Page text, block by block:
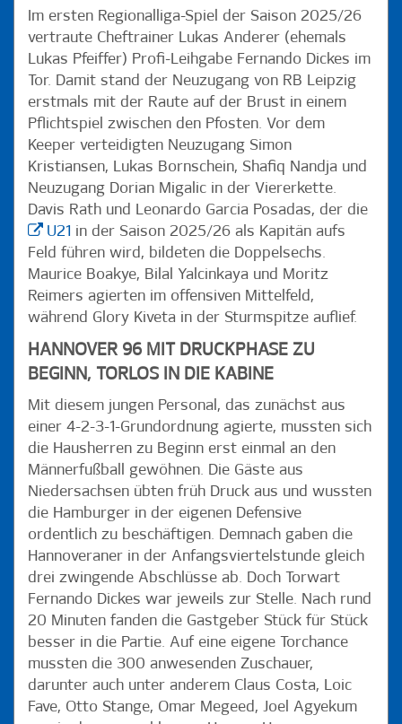
Im ersten Regionalliga-Spiel der Saison 2025/26
vertraute Cheftrainer Lukas Anderer (ehemals
Lukas Pfeiffer) Profi-Leihgabe Fernando Dickes im
Tor. Damit stand der Neuzugang von RB Leipzig
erstmals mit der Raute auf der Brust in einem
Pflichtspiel zwischen den Pfosten. Vor dem
Keeper verteidigten Neuzugang Simon
Kristiansen, Lukas Bornschein, Shafiq Nandja und
Neuzugang Dorian Migalic in der Viererkette.
Davis Rath und Leonardo Garcia Posadas, der die
U21 in der Saison 2025/26 als Kapitän aufs
Feld führen wird, bildeten die Doppelsechs.
Maurice Boakye, Bilal Yalcinkaya und Moritz
Reimers agierten im offensiven Mittelfeld,
während Glory Kiveta in der Sturmspitze auflief.
HANNOVER 96 MIT DRUCKPHASE ZU
BEGINN, TORLOS IN DIE KABINE
Mit diesem jungen Personal, das zunächst aus
einer 4-2-3-1-Grundordnung agierte, mussten sich
die Hausherren zu Beginn erst einmal an den
Männerfußball gewöhnen. Die Gäste aus
Niedersachsen übten früh Druck aus und wussten
die Hamburger in der eigenen Defensive
ordentlich zu beschäftigen. Demnach gaben die
Hannoveraner in der Anfangsviertelstunde gleich
drei zwingende Abschlüsse ab. Doch Torwart
Fernando Dickes war jeweils zur Stelle. Nach rund
20 Minuten fanden die Gastgeber Stück für Stück
besser in die Partie. Auf eine eigene Torchance
mussten die 300 anwesenden Zuschauer,
darunter auch unter anderem Claus Costa, Loic
Fave, Otto Stange, Omar Megeed, Joel Agyekum